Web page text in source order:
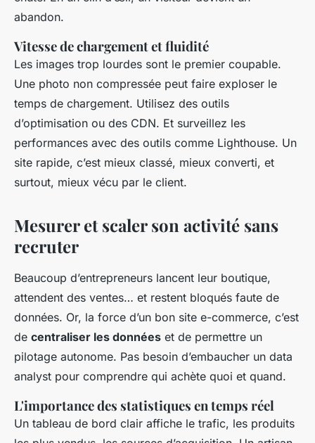
abandon.
Vitesse de chargement et fluidité
Les images trop lourdes sont le premier coupable.
Une photo non compressée peut faire exploser le
temps de chargement. Utilisez des outils
d’optimisation ou des CDN. Et surveillez les
performances avec des outils comme Lighthouse. Un
site rapide, c’est mieux classé, mieux converti, et
surtout, mieux vécu par le client.
Mesurer et scaler son activité sans
recruter
Beaucoup d’entrepreneurs lancent leur boutique,
attendent des ventes… et restent bloqués faute de
données. Or, la force d’un bon site e-commerce, c’est
de centraliser les données et de permettre un
pilotage autonome. Pas besoin d’embaucher un data
analyst pour comprendre qui achète quoi et quand.
L'importance des statistiques en temps réel
Un tableau de bord clair affiche le trafic, les produits